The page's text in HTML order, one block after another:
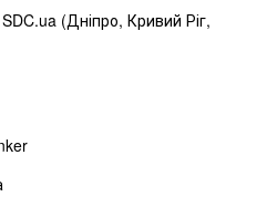
(Дніпро, Кривий Ріг,